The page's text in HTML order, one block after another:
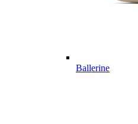
Ballerine